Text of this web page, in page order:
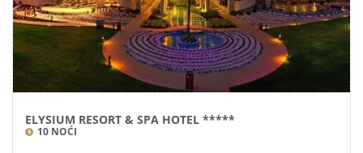
ELYSIUM RESORT & SPA HOTEL *****
10 NOĆI